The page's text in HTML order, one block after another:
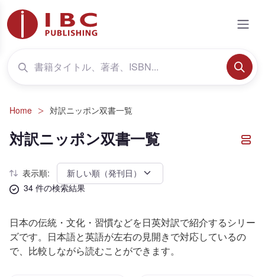
Home 対訳ニッポン双書一覧
対訳ニッポン双書一覧
表示順:
34 件の検索結果
日本の伝統・文化・習慣などを日英対訳で紹介するシリー
ズです。日本語と英語が左右の見開きで対応しているの
で、比較しながら読むことができます。